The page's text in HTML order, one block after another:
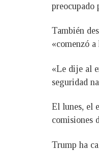
preocupado
También
«comenzó
«Le dije al
seguridad
El lunes, el
comisiones
Trump ha